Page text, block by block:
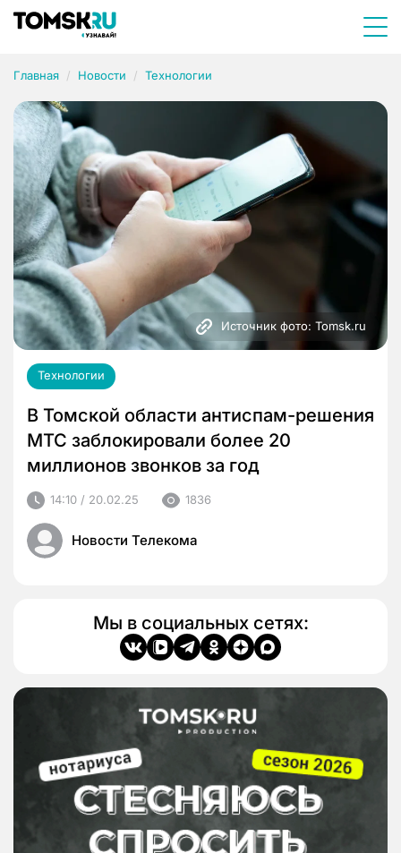
Главная Новости Технологии
Источник фото: Tomsk.ru
Технологии
В Томской области антиспам-решения
МТС заблокировали более 20
миллионов звонков за год
14:10 / 20.02.25 1836
Новости Телекома
Мы в социальных сетях: